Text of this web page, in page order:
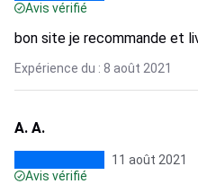
Avis vérifié
bon site je recommande et
Expérience du : 8 août 2021
A. A.
11 août 2021
Avis vérifié